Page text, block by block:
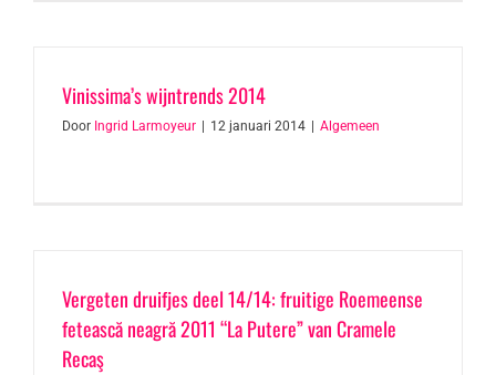
Vinissima’s wijntrends 2014
Door Ingrid Larmoyeur | 12 januari 2014 | Algemeen
Vergeten druifjes deel 14/14: fruitige Roemeense
fetească neagră 2011 “La Putere” van Cramele
Recaş